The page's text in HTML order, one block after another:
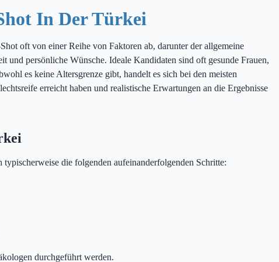
In Der Türkei
oft von einer Reihe von Faktoren ab, darunter der allgemeine
und persönliche Wünsche. Ideale Kandidaten sind oft gesunde Frauen,
es keine Altersgrenze gibt, handelt es sich bei den meisten
erreicht haben und realistische Erwartungen an die Ergebnisse
die folgenden aufeinanderfolgenden Schritte:
durchgeführt werden.